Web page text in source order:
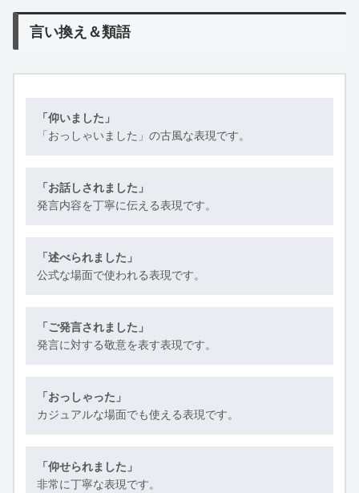
言い換え＆類語
「仰いました」
「おっしゃいました」の古風な表現です。
「お話しされました」
発言内容を丁寧に伝える表現です。
「述べられました」
公式な場面で使われる表現です。
「ご発言されました」
発言に対する敬意を表す表現です。
「おっしゃった」
カジュアルな場面でも使える表現です。
「仰せられました」
非常に丁寧な表現です。